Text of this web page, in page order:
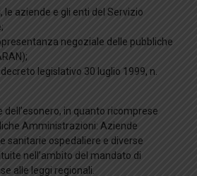
le aziende e gli enti del Servizio
negoziale delle pubbliche
legislativo 30 luglio 1999, n.
dell’esonero, in quanto ricomprese
Amministrazioni: Aziende
sanitarie ospedaliere e diverse
nell’ambito del mandato di
alle leggi regionali.